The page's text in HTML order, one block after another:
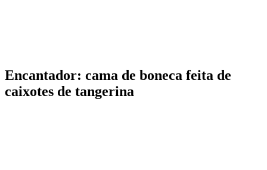
Encantador: cama de boneca feita de
caixotes de tangerina